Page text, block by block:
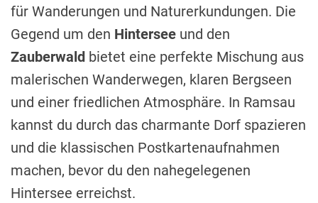
für Wanderungen und Naturerkundungen. Die
Gegend um den Hintersee und den
Zauberwald bietet eine perfekte Mischung aus
malerischen Wanderwegen, klaren Bergseen
und einer friedlichen Atmosphäre. In Ramsau
kannst du durch das charmante Dorf spazieren
und die klassischen Postkartenaufnahmen
machen, bevor du den nahegelegenen
Hintersee erreichst.